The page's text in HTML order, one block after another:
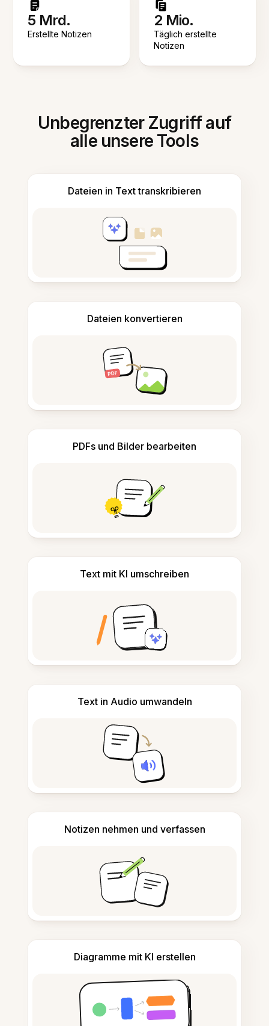
5 Mrd.
Erstellte Notizen
2 Mio.
Täglich erstellte
Notizen
Unbegrenzter Zugriff auf
alle unsere Tools
Dateien in Text transkribieren
Dateien konvertieren
PDFs und Bilder bearbeiten
Text mit KI umschreiben
Text in Audio umwandeln
Notizen nehmen und verfassen
Diagramme mit KI erstellen